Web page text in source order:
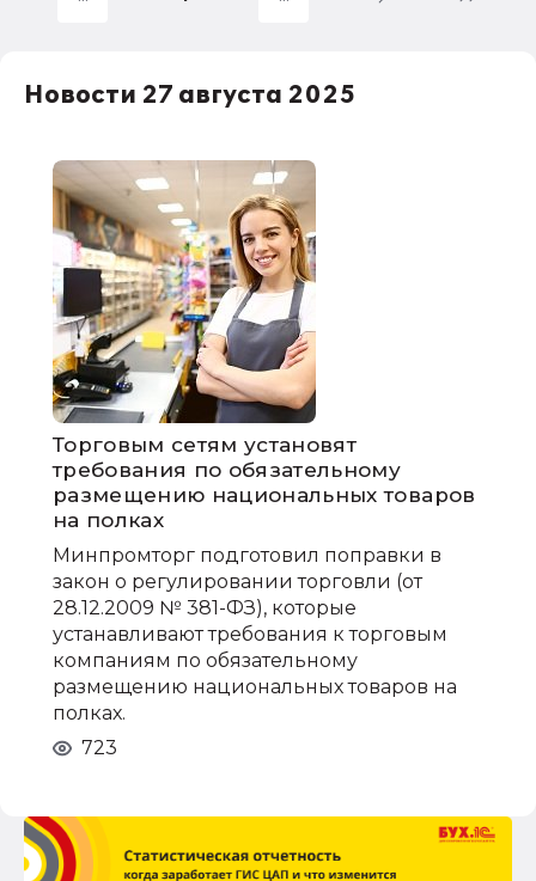
1С:Зарплата и управление персоналом
права работников НДФЛ
1С:Управление производственным
предприятием
Новости 27 августа 2025
Торговым сетям установят
требования по обязательному
размещению национальных товаров
на полках
Минпромторг подготовил поправки в
закон о регулировании торговли (от
28.12.2009 № 381-ФЗ), которые
устанавливают требования к торговым
компаниям по обязательному
размещению национальных товаров на
полках.
723